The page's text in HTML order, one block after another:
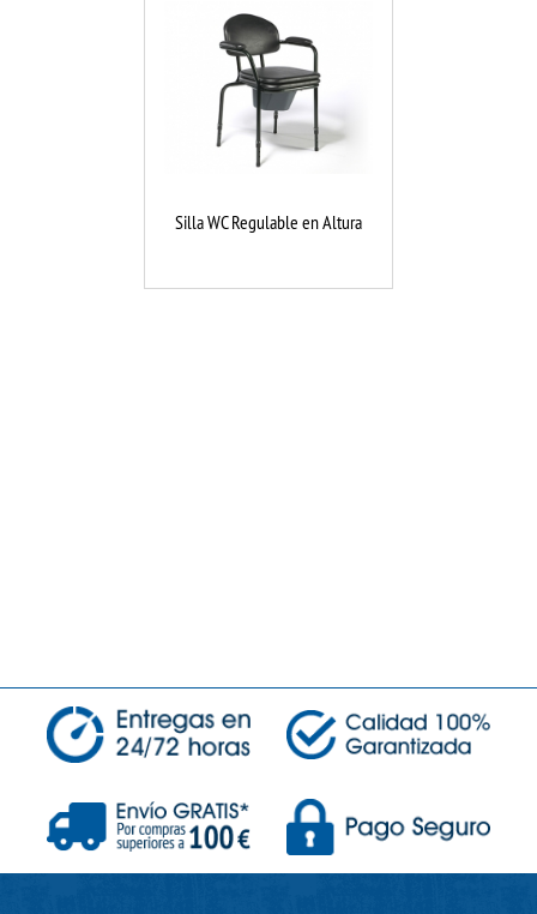
Silla WC Regulable en Altura